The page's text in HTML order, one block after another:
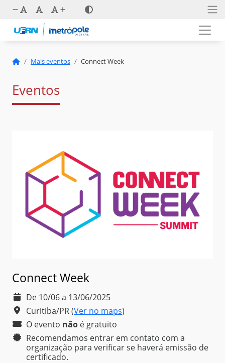
Mais eventos Connect Week
Eventos
Connect Week
De 10/06 a 13/06/2025
Curitiba/PR(Ver no maps)
O evento não é gratuito
Recomendamos entrar em contato com a
organização para verificar se haverá emissão de
certificado.